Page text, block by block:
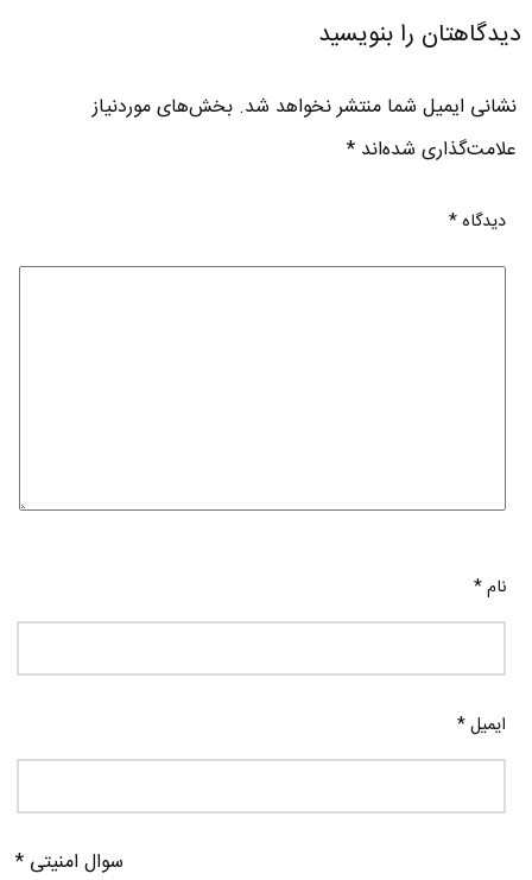
دیدگاهتان را بنویسید
نشانی ایمیل شما منتشر نخواهد شد. بخش‌های موردنیاز
علامت‌گذاری شده‌اند*
دیدگاه*
نام*
ایمیل*
سوال امنیتی *